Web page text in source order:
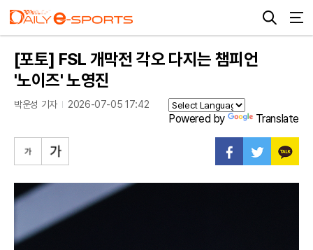
[포토] FSL 개막전 각오 다지는 챔피언
'노이즈' 노영진
박운성 기자 2026-07-05 17:42
Powered by Translate